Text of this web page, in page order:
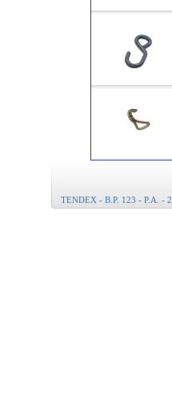
TENDEX - B.P. 123 - P.A. -